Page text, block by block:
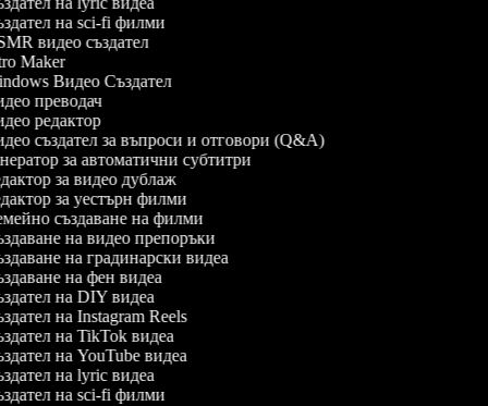
на sci-fi филми
видео създател
Maker
Видео Създател
преводач
редактор
създател за въпроси и отговори (Q&A)
за автоматични субтитри
за видео дублаж
за уестърн филми
създаване на филми
на видео препоръки
на градинарски видеа
на фен видеа
на DIY видеа
на Instagram Reels
на TikTok видеа
на YouTube видеа
на lyric видеа
на sci-fi филми